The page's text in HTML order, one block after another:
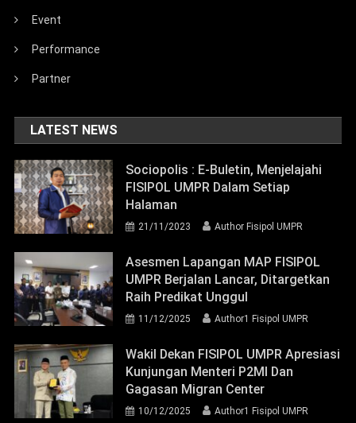
Event
Performance
Partner
LATEST NEWS
Sociopolis : E-Buletin, Menjelajahi
FISIPOL UMPR Dalam Setiap
Halaman
21/11/2023 Author Fisipol UMPR
Asesmen Lapangan MAP FISIPOL
UMPR Berjalan Lancar, Ditargetkan
Raih Predikat Unggul
11/12/2025 Author1 Fisipol UMPR
Wakil Dekan FISIPOL UMPR Apresiasi
Kunjungan Menteri P2MI Dan
Gagasan Migran Center
10/12/2025 Author1 Fisipol UMPR